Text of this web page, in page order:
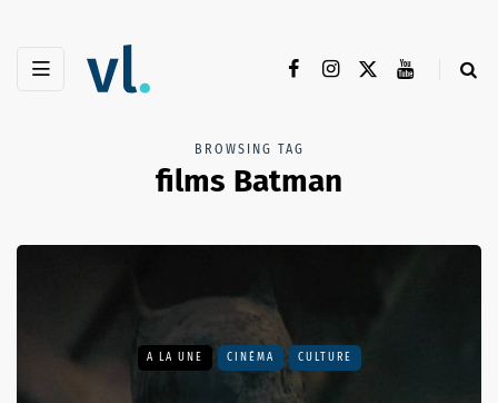
BROWSING TAG
films Batman
A LA UNE CINÉMA CULTURE